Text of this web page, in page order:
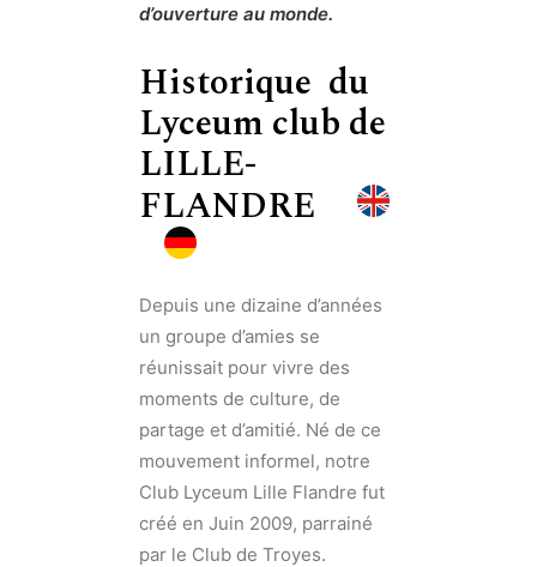
d’ouverture au monde.
Historique du
Lyceum club de
LILLE-
FLANDRE
Depuis une dizaine d’années
un groupe d’amies se
réunissait pour vivre des
moments de culture, de
partage et d’amitié. Né de ce
mouvement informel, notre
Club Lyceum Lille Flandre fut
créé en Juin 2009, parrainé
par le Club de Troyes.